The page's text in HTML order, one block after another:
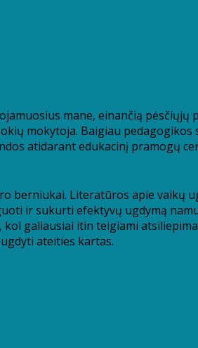
mane, einančią
mokytoja. Baigiau
atidarant edukacinį pramogų
berniukai. Literatūros apie vaikų
ir sukurti efektyvų ugdymą
galiausiai itin teigiami
ateities kartas.